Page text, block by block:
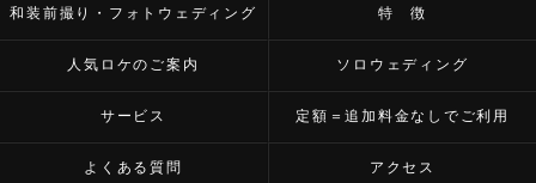
和装前撮り・フォトウェディング 特 徴
人気ロケのご案内 ソロウェディング
サービス 定額＝追加料金なしでご利用
よくある質問 アクセス